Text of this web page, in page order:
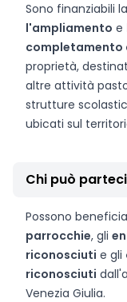
Sono finanziabili la
l'ampliamento e
completamento
proprietà,
altre attività
strutture
ubicati sul
Chi può
Possono
parrocchie, gli
riconosciuti e gli
riconosciuti
Venezia Giulia.